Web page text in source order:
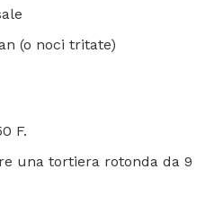
(o noci tritate)
F.
una tortiera rotonda da 9